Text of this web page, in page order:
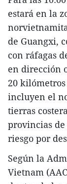
estará en la
de Guangxi,
con ráfagas
en dirección
20
incluyen el
tierras
provincias de
riesgo por
Según la
Vietnam